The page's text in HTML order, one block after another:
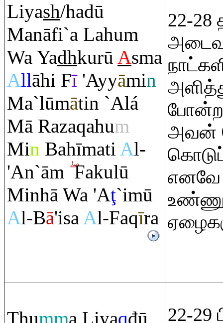
Liyash/hadū
Manāfi`a Lahum
Wa Yadhkurū Asma
Allāhi Fī'Ayyāmin
Ma`lūmātin `Alá
Mā Razaqahum
Min Bahīmati Al-
'An`ām Fakulū
Minhā Wa 'Aţ`imū
Al-Bā'isaAl-Faqīra
22-
அவன்
எனவே
Thumma Liyaqđū 22-